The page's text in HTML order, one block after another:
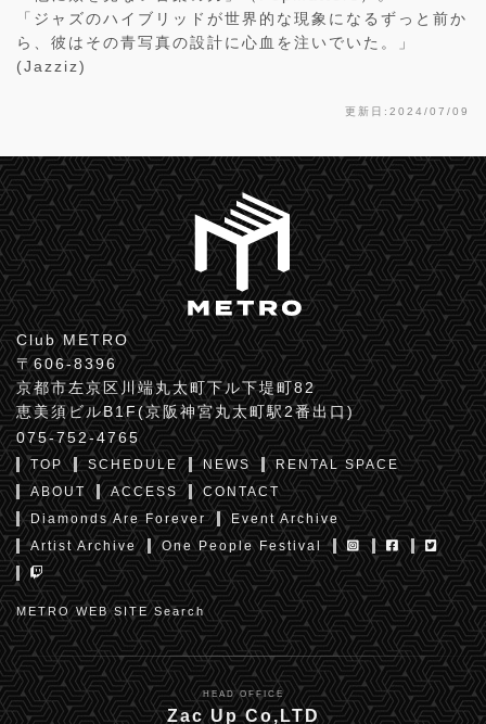
「ジャズのハイブリッドが世界的な現象になるずっと前か
ら、彼はその青写真の設計に心血を注いでいた。」
(Jazziz)
更新日:2024/07/09
Club METRO
〒606-8396
京都市左京区川端丸太町下ル下堤町82
恵美須ビルB1F(京阪神宮丸太町駅2番出口)
075-752-4765
TOP SCHEDULE NEWS
RENTAL SPACE
ABOUT
ACCESS
CONTACT
Diamonds Are Forever
Event Archive
Artist Archive
One People Festival
METRO WEB SITE Search
HEAD OFFICE
Zac Up Co,LTD